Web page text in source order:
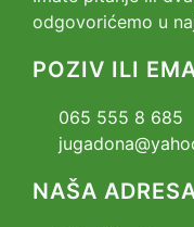
odgovorićemo u
POZIV ILI
065 555 8 685
NAŠA